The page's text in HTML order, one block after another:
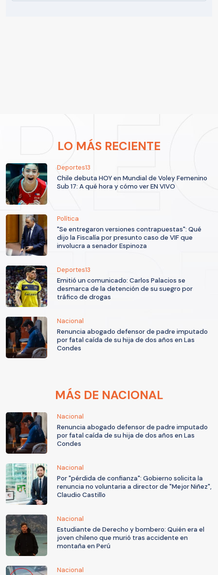
LO MÁS RECIENTE
Deportes13
Chile debuta HOY en Mundial de Voley Femenino
Sub 17: A qué hora y cómo ver EN VIVO
Política
"Se entregaron versiones contrapuestas": Qué
dijo la Fiscalía por presunto caso de VIF que
involucra a senador Espinoza
Deportes13
Emitió un comunicado: Carlos Palacios se
desmarca de la detención de su suegro por
tráfico de drogas
Nacional
Renuncia abogado defensor de padre imputado
por fatal caída de su hija de dos años en Las
Condes
MÁS DE NACIONAL
Nacional
Renuncia abogado defensor de padre imputado
por fatal caída de su hija de dos años en Las
Condes
Nacional
Por "pérdida de confianza": Gobierno solicita la
renuncia no voluntaria a director de "Mejor Niñez",
Claudio Castillo
Nacional
Estudiante de Derecho y bombero: Quién era el
joven chileno que murió tras accidente en
montaña en Perú
Nacional